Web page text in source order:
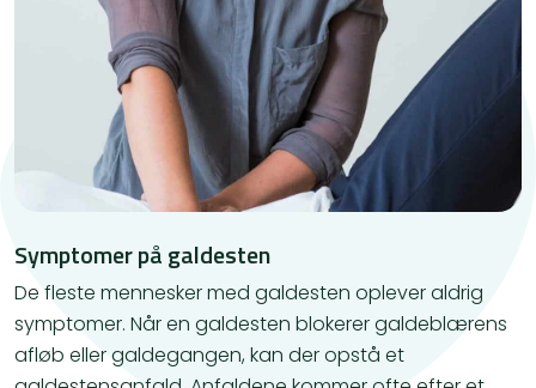
Symptomer på galdesten
De fleste mennesker med galdesten oplever aldrig
symptomer. Når en galdesten blokerer galdeblærens
afløb eller galdegangen, kan der opstå et